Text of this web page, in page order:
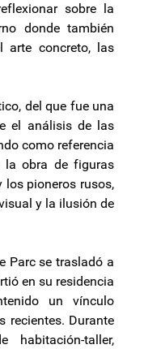
sobre la
donde también
arte concreto, las
del que fue una
el análisis de las
como referencia
la obra de figuras
los pioneros rusos,
y la ilusión de
Parc se trasladó a
en su residencia
un vínculo
recientes. Durante
taller,